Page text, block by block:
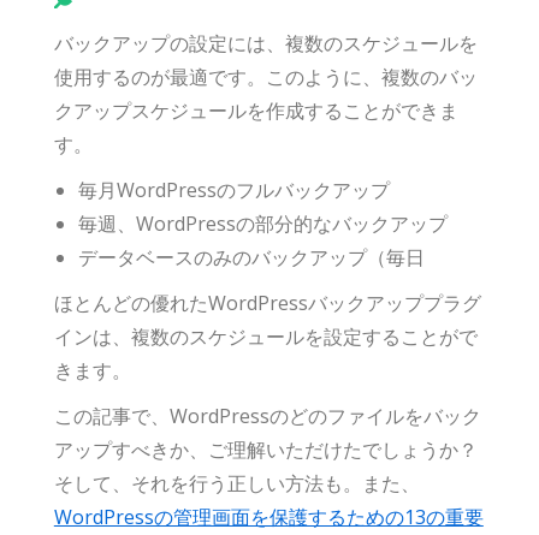
バックアップの設定には、複数のスケジュールを
使用するのが最適です。このように、複数のバッ
クアップスケジュールを作成することができま
す。
毎月WordPressのフルバックアップ
毎週、WordPressの部分的なバックアップ
データベースのみのバックアップ（毎日
ほとんどの優れたWordPressバックアッププラグ
インは、複数のスケジュールを設定することがで
きます。
この記事で、WordPressのどのファイルをバック
アップすべきか、ご理解いただけたでしょうか？
そして、それを行う正しい方法も。また、
WordPressの管理画面を保護するための13の重要